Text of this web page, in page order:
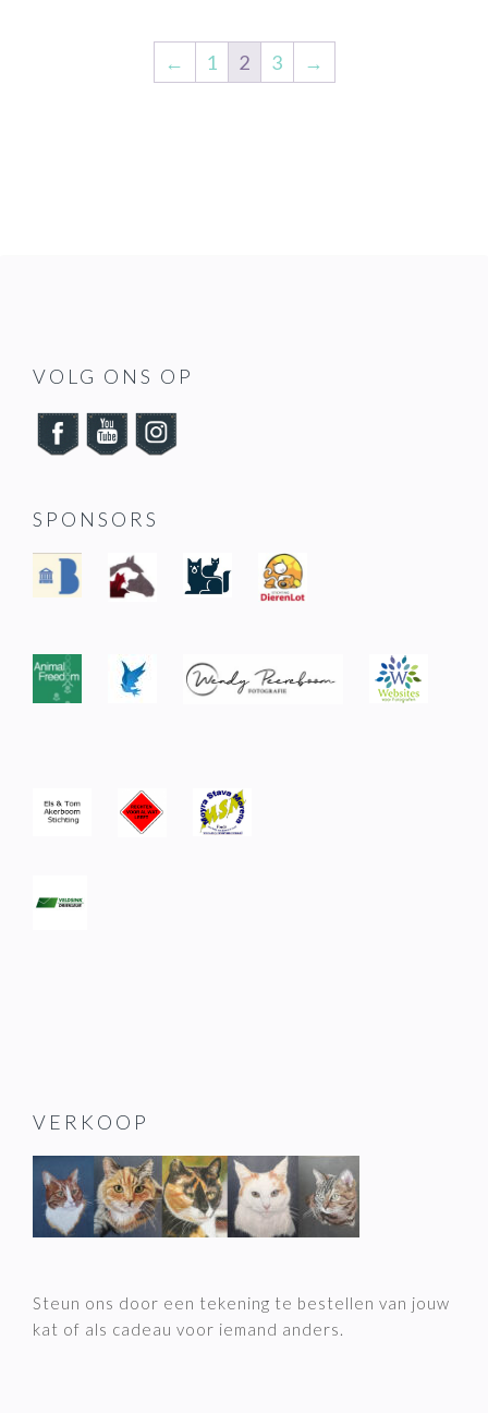
← 1 2 3 →
VOLG ONS OP
SPONSORS
VERKOOP
Steun ons door een tekening te bestellen van jouw
kat of als cadeau voor iemand anders.